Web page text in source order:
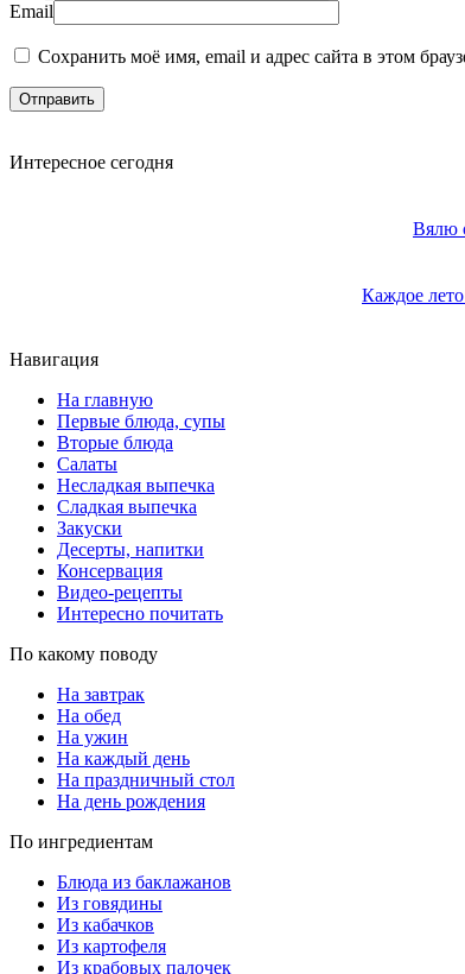
Email
Сохранить моё имя, email и адрес сайта в этом
Интересное сегодня
Вялю
Каждое
Навигация
На главную
Первые блюда, супы
Вторые блюда
Салаты
Несладкая выпечка
Сладкая выпечка
Закуски
Десерты, напитки
Консервация
Видео-рецепты
Интересно почитать
По какому поводу
На завтрак
На обед
На ужин
На каждый день
На праздничный стол
На день рождения
По ингредиентам
Блюда из баклажанов
Из говядины
Из кабачков
Из картофеля
Из крабовых палочек